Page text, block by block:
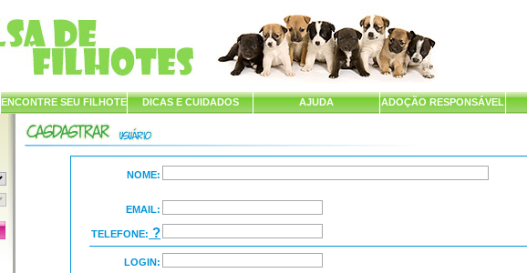
ENCONTRE SEU FILHOTE DICAS E CUIDADOS AJUDA ADOÇÃO RESPONSÁVEL
NOME:
EMAIL:
TELEFONE: ?
LOGIN: